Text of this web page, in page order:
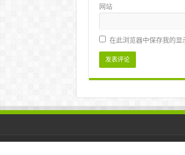
网站
在此浏览器中保存我的显